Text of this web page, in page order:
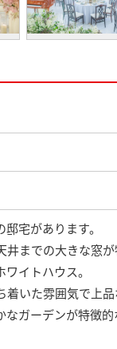
宅があります。
井までの大きな窓
イトハウス。
いた雰囲気で上
ガーデンが特徴